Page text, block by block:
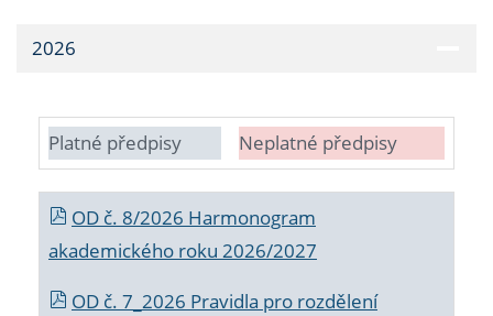
2026
Platné předpisy Neplatné předpisy
OD č. 8/2026 Harmonogram
akademického roku 2026/2027
OD č. 7_2026 Pravidla pro rozdělení